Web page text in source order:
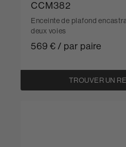
CCM382
Enceinte de plafond
deux voies
569 € / par paire
TROUVER UN